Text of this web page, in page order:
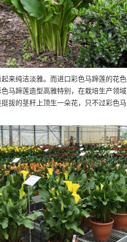
起来纯洁淡雅。 而进口彩色马蹄莲的花
马蹄莲造型高雅特别，在栽培生产领
拔的茎秆上顶生一朵花，只不过彩色